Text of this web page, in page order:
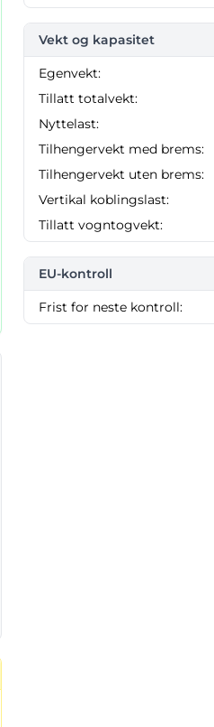
Vekt og kapasitet
Egenvekt:
Tillatt totalvekt:
Nyttelast:
Tilhengervekt med brems:
Tilhengervekt uten brems:
Vertikal koblingslast:
Tillatt vogntogvekt:
EU-kontroll
Frist for neste kontroll: